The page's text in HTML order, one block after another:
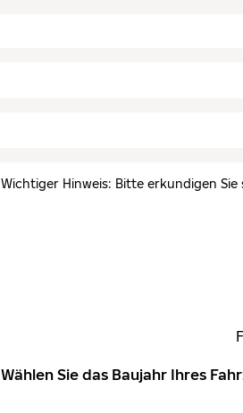
Wichtiger Hinweis: Bitte erkundigen
Wählen Sie das Baujahr Ihres